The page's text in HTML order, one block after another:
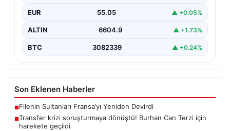
EUR 55.05 ▲ +0.05%
ALTIN 6604.9 ▲ +1.73%
BTC 3082339 ▲ +0.24%
Son Eklenen Haberler
■Filenin Sultanları Fransa’yı Yeniden Devirdi
■Transfer krizi soruşturmaya dönüştü! Burhan Can Terzi için
harekete geçildi